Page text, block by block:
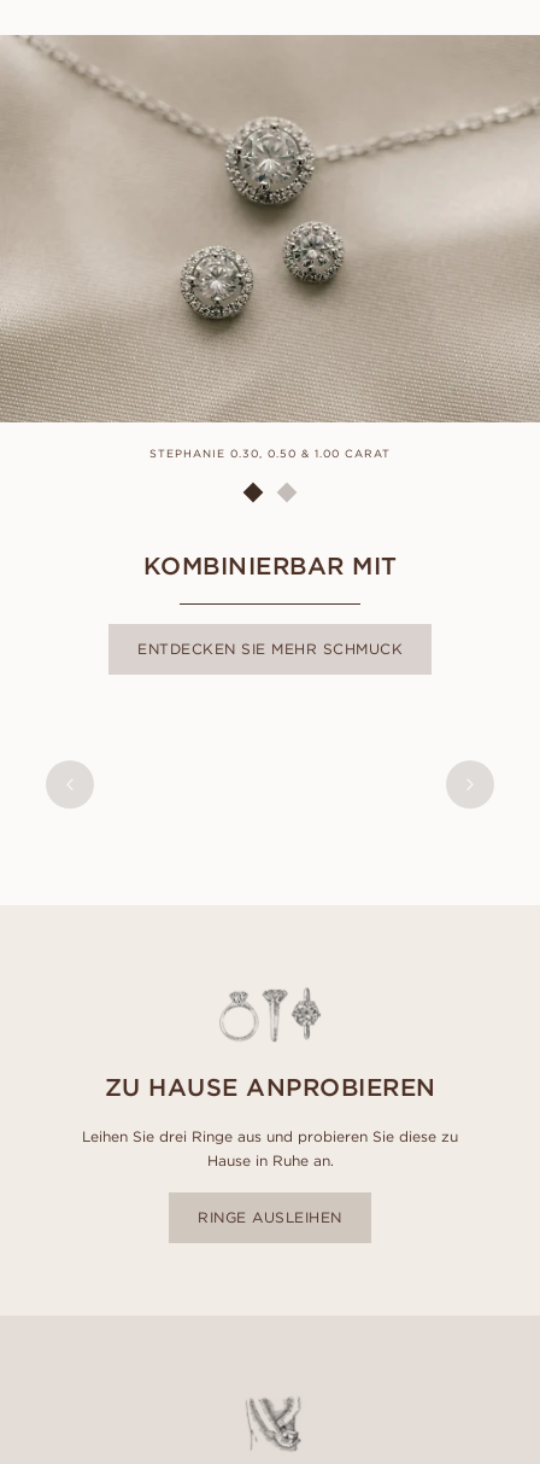
STEPHANIE 0.30, 0.50 & 1.00 CARAT
KOMBINIERBAR MIT
ENTDECKEN SIE MEHR SCHMUCK
ZU HAUSE ANPROBIEREN
Leihen Sie drei Ringe aus und probieren Sie diese zu
Hause in Ruhe an.
RINGE AUSLEIHEN